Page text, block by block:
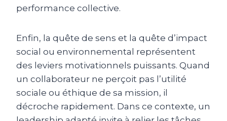
performance collective.
Enfin, la quête de sens et la quête d’impact
social ou environnemental représentent
des leviers motivationnels puissants. Quand
un collaborateur ne perçoit pas l’utilité
sociale ou éthique de sa mission, il
décroche rapidement. Dans ce contexte, un